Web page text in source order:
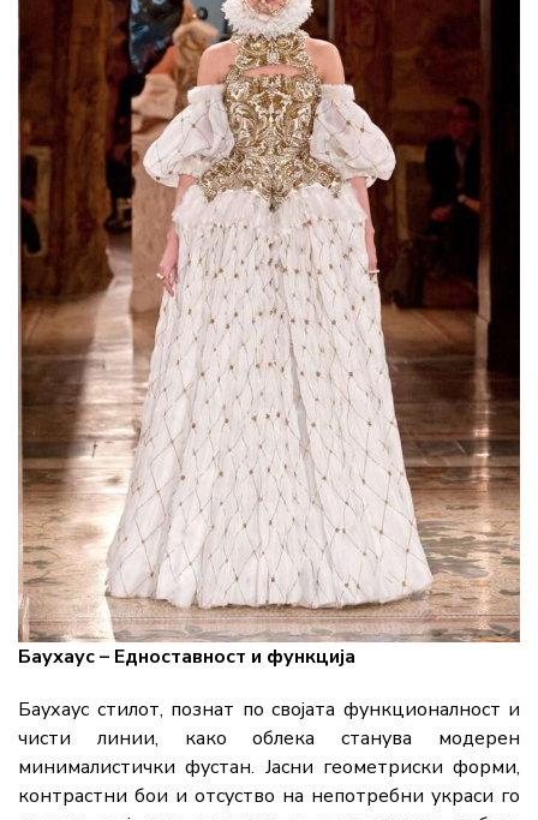
Баухаус – Едноставност и функција
Баухаус стилот, познат по својата функционалност и
чисти линии, како облека станува модерен
минималистички фустан. Јасни геометриски форми,
контрастни бои и отсуство на непотребни украси го